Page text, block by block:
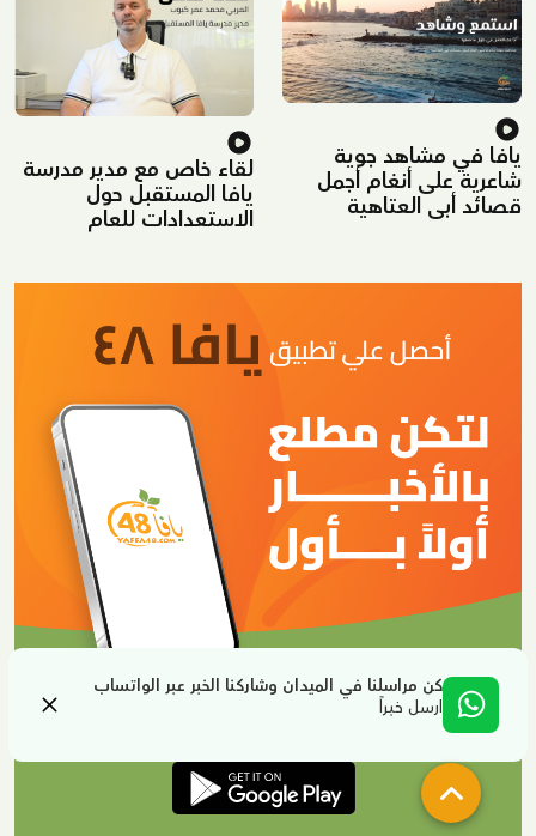
كن مراسلنا في الميدان وشاركنا الخبر عبر الواتساب
ارسل خبراً
يافا في مشاهد جوية
شاعرية على أنغام أجمل
قصائد أبي العتاهية
لقاء خاص مع مدير مدرسة
يافا المستقبل حول
الاستعدادات للعام